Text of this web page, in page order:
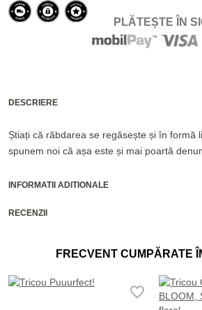
PLĂTEȘTE ÎN
DESCRIERE
Știați că răbdarea se regăsește și în formă
spunem noi că așa este și mai poartă
INFORMATII ADITIONALE
RECENZII
FRECVENT CUMPĂRATE